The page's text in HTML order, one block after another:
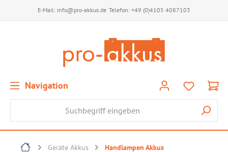
E-Mail: info@pro-akkus.de Telefon: +49 (0)4105 4087103
Navigation
Geräte Akkus Handlampen Akkus